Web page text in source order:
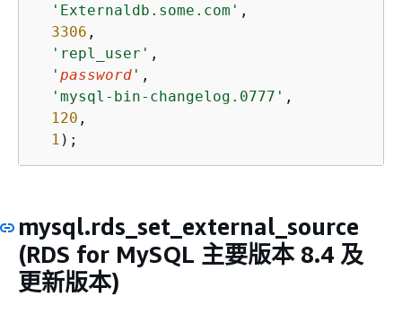
'Externaldb.some.com' ,
3306 ,
'repl_user' ,
' password ' ,
'mysql-bin-changelog.0777' ,
120 ,
1
mysql.rds_set_external_source
(RDS for MySQL 主要版本 8.4 及
更新版本)